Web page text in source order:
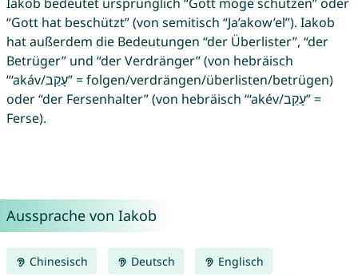
“Gott hat beschützt” (von semitisch “Ja’akow’el”). Iakob
hat außerdem die Bedeutungen “der Überlister”, “der
Betrüger” und “der Verdränger” (von hebräisch
“‘akáv/עָקַב” = folgen/verdrängen/überlisten/betrügen)
oder “der Fersenhalter” (von hebräisch “‘akév/עָקֵב” =
Ferse).
Aussprache von Iakob
Chinesisch Deutsch Englisch